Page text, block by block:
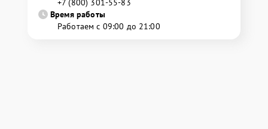
+7 (800) 301-55-83
Время работы
Работаем с 09:00 до 21:00